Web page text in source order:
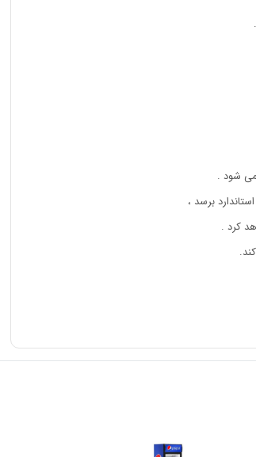
می شود .
کرد .